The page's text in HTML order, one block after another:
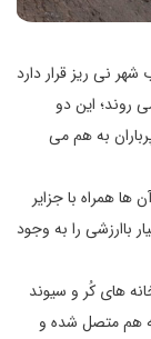
10 کیلومتری غرب شهر نی ریز قرار دارد
روند؛ این دو
به هم می
همراه با جزایر
باارزشی را به وجود
های کُر و سیوند
هم متصل شده و